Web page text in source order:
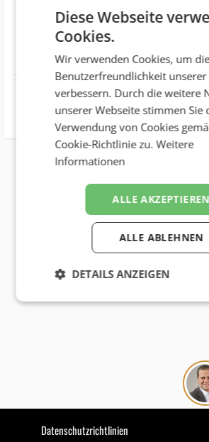
AT 6682 Vils
Telefonnummer +43 (5677) 5323
Website http://schick-
Datenschutzrichtlinien
Diese Webseite
Cookies.
Wir verwenden Cookies, um
Benutzerfreundlichkeit unserer
verbessern. Durch die weitere
unserer Webseite stimmen Sie
Verwendung von Cookies
Cookie-Richtlinie zu.Weitere
Informationen
ALLE AKZEPTIEREN
ALLE ABLEHNEN
DETAILS ANZEIGEN